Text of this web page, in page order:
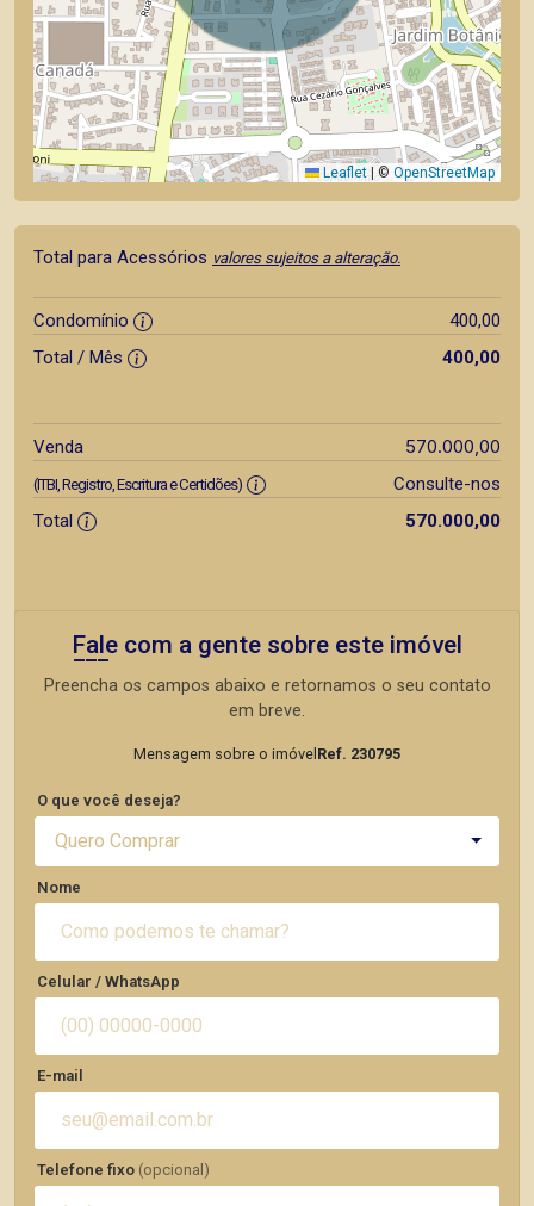
Leaflet © OpenStreetMap
Total para Acessórios valores sujeitos a alteração.
Condomínio
400,00
Total / Mês
400,00
Venda 570.000,00
(ITBI, Registro, Escritura e Certidões)
Consulte-nos
Total
570.000,00
Fale com a gente sobre este imóvel
Preencha os campos abaixo e retornamos o seu contato
em breve.
Mensagem sobre o imóvel Ref. 230795
O que você deseja?
Quero Comprar
Nome
Celular / WhatsApp
E-mail
Telefone fixo (opcional)